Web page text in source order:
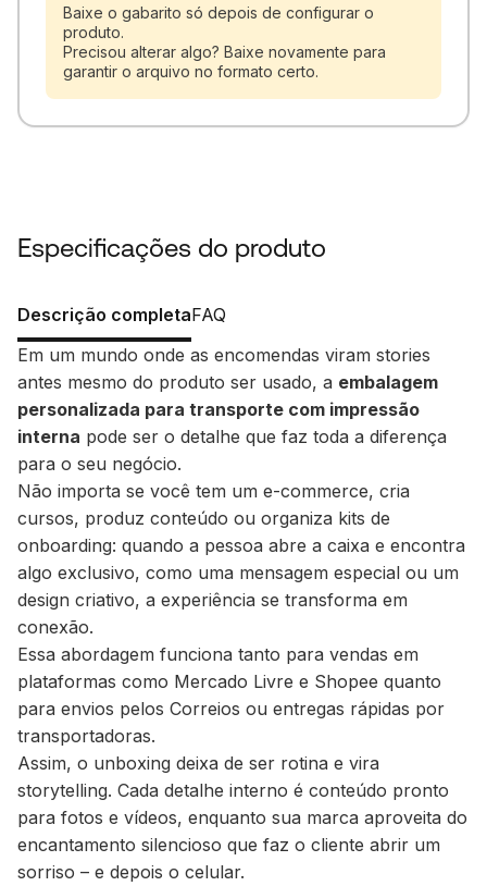
Baixe o gabarito só depois de configurar o
produto.
Precisou alterar algo? Baixe novamente para
garantir o arquivo no formato certo.
Especificações do produto
Descrição completaFAQ
Em um mundo onde as encomendas viram stories
antes mesmo do produto ser usado, a embalagem
personalizada para transporte com impressão
interna pode ser o detalhe que faz toda a diferença
para o seu negócio.
Não importa se você tem um e-commerce, cria
cursos, produz conteúdo ou organiza kits de
onboarding: quando a pessoa abre a caixa e encontra
algo exclusivo, como uma mensagem especial ou um
design criativo, a experiência se transforma em
conexão.
Essa abordagem funciona tanto para vendas em
plataformas como Mercado Livre e Shopee quanto
para envios pelos Correios ou entregas rápidas por
transportadoras.
Assim, o unboxing deixa de ser rotina e vira
storytelling. Cada detalhe interno é conteúdo pronto
para fotos e vídeos, enquanto sua marca aproveita do
encantamento silencioso que faz o cliente abrir um
sorriso – e depois o celular.